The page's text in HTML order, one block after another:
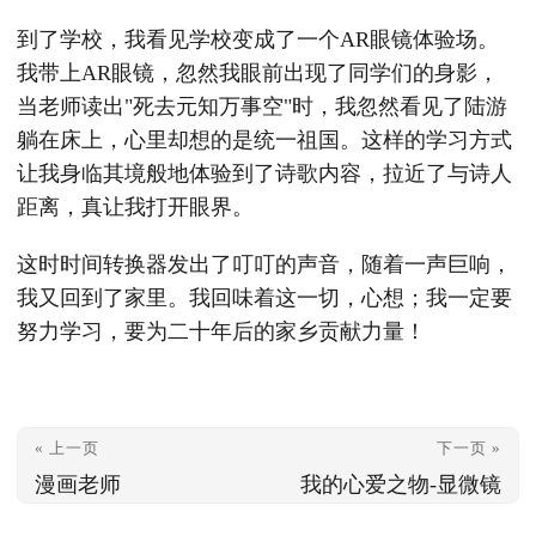
到了学校，我看见学校变成了一个AR眼镜体验场。
我带上AR眼镜，忽然我眼前出现了同学们的身影，
当老师读出"死去元知万事空"时，我忽然看见了陆游
躺在床上，心里却想的是统一祖国。这样的学习方式
让我身临其境般地体验到了诗歌内容，拉近了与诗人
距离，真让我打开眼界。
这时时间转换器发出了叮叮的声音，随着一声巨响，
我又回到了家里。我回味着这一切，心想；我一定要
努力学习，要为二十年后的家乡贡献力量！
« 上一页
漫画老师
下一页 »
我的心爱之物-显微镜